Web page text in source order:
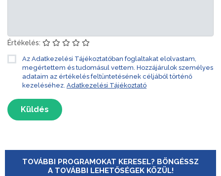
Értékelés:
Az Adatkezelési Tájékoztatóban foglaltakat elolvastam,
megértettem és tudomásul vettem. Hozzájárulok személyes
adataim az értékelés feltüntetésének céljából történő
kezeléséhez. Adatkezelési Tájékoztató
Küldés
TOVÁBBI PROGRAMOKAT KERESEL? BÖNGÉSSZ
A TOVÁBBI LEHETŐSÉGEK KÖZÜL!